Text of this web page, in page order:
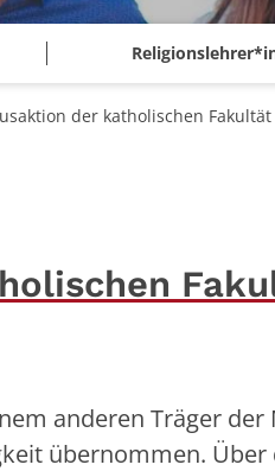
der katholischen
anderen Träger
übernommen.